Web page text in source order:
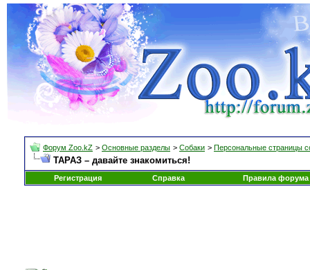
Форум Zoo.kZ > Основные разделы > Собаки > Персональные страницы
ТАРАЗ – давайте знакомиться!
Регистрация Справка Правила форума